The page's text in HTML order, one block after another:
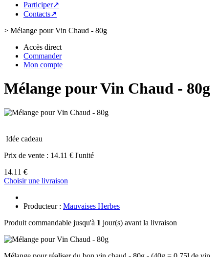
Participer↗
Contacts↗
> Mélange pour Vin Chaud - 80g
Accès direct
Commander
Mon compte
Mélange pour Vin Chaud - 80g
Idée cadeau
Prix de vente : 14.11 € l'unité
14.11 €
Choisir une livraison
Producteur : Mauvaises Herbes
Produit commandable jusqu'à 1 jour(s) avant la livraison